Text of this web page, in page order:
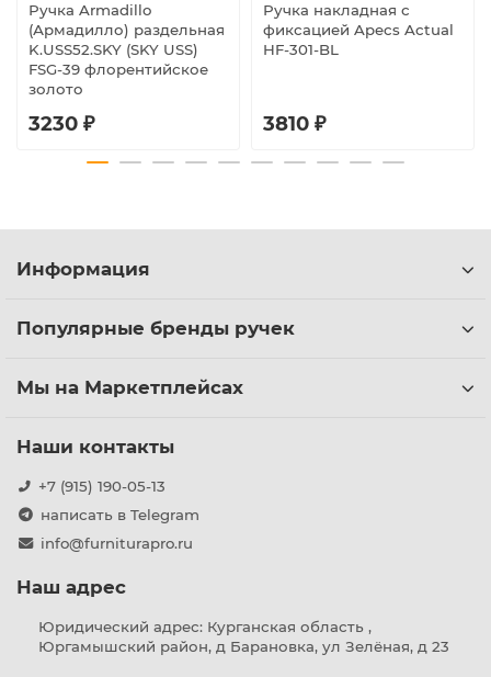
Ручка Armadillo
(Армадилло) раздельная
K.USS52.SKY (SKY USS)
FSG-39 флорентийское
золото
3230 ₽
Ручка накладная с
фиксацией Apecs Actual
HF-301-BL
3810 ₽
Информация
Популярные бренды ручек
Мы на Маркетплейсах
Наши контакты
+7 (915) 190-05-13
написать в Telegram
info@furniturapro.ru
Наш адрес
Юридический адрес: Курганская область ,
Юргамышский район, д Барановка, ул Зелёная, д 23